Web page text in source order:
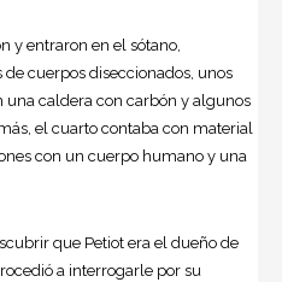
y entraron en el sótano,
cuerpos diseccionados, unos
una caldera con carbón y algunos
el cuarto contaba con material
con un cuerpo humano y una
que Petiot era el dueño de
a interrogarle por su